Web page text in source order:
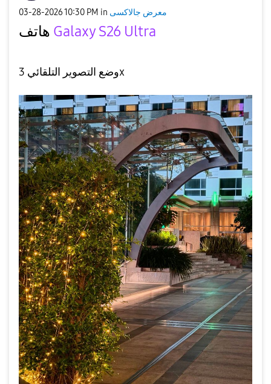
‎03-28-202610:30 PM in معرض جالاكسى
Galaxy S26 Ultra
وضع التصوير التلقائي 3x